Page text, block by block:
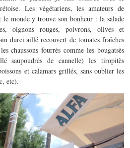
Les végétariens, les amateurs de
le monde y trouve son bonheur : la salade
oignons rouges, poivrons, olives et
durci aillé recouvert de tomates fraîches
chaussons fourrés comme les bougatsès
saupoudrés de cannelle) les tiropitès
et calamars grillés, sans oublier les
etc).